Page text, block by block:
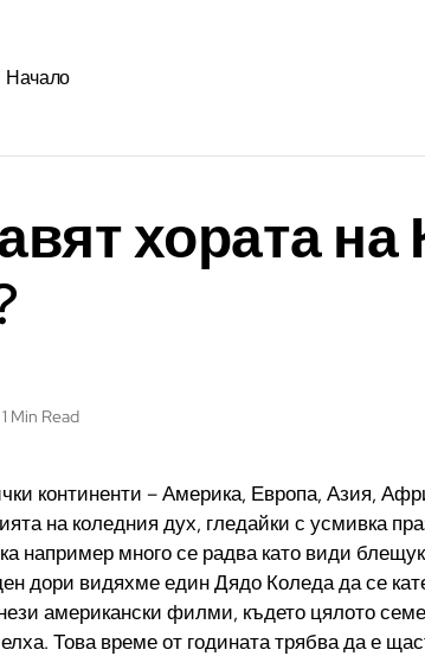
Начало
хората на
1 Min Read
континенти – Америка, Европа, Азия,
на коледния дух, гледайки с усмивка
например много се радва като види
дори видяхме един Дядо Коледа да се
американски филми, където цялото
Това време от годината трябва да е